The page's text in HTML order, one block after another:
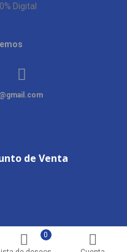
0
de Venta